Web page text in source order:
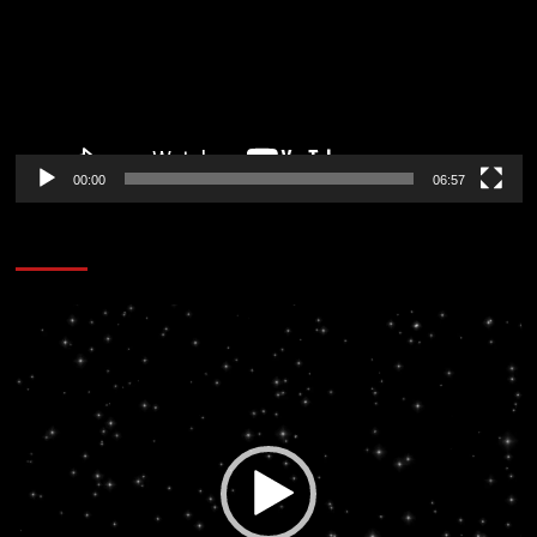
00:00 06:57
Reproductor
vídeo